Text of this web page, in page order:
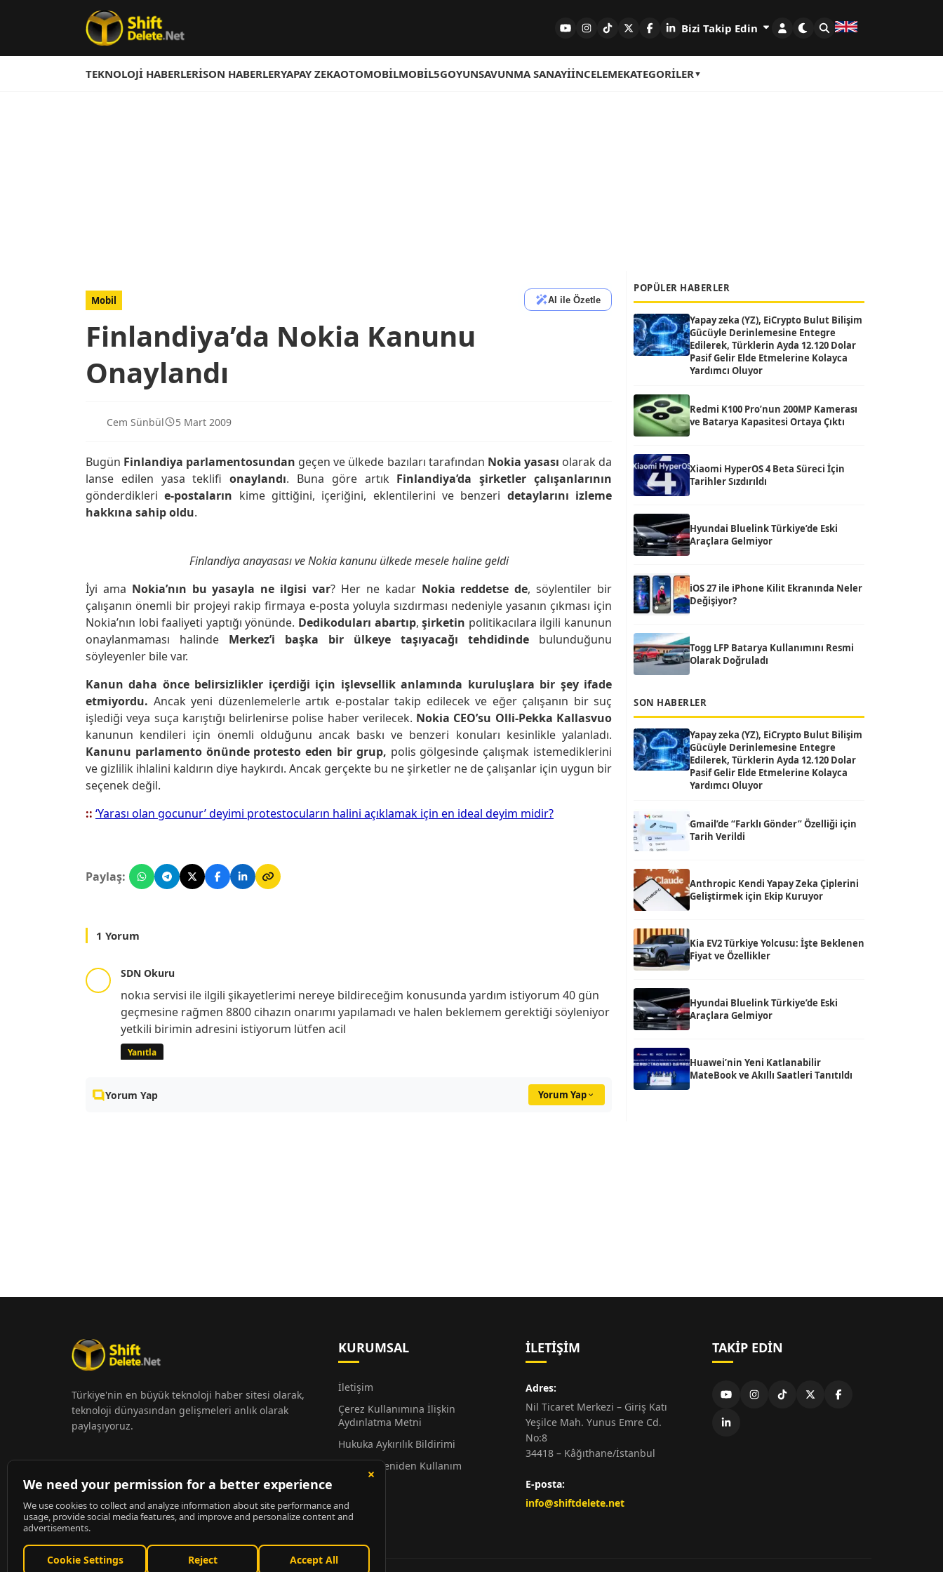
Bizi Takip Edin
TEKNOLOJI HABERLERISON HABERLERYAPAY ZEKAOTOMOBILMOBIL5GOYUNSAVUNMA SANAYIİNCELEMEKATEGORILER
Mobil AI ile Özetle
Finlandiya’da Nokia Kanunu
Onaylandı
Cem Sünbül 5 Mart 2009
Bugün Finlandiya parlamentosundan geçen ve ülkede bazıları tarafından Nokia yasası olarak da
lanse edilen yasa teklifionaylandı. Buna göre artık Finlandiya’da şirketler çalışanlarının
gönderdiklerie-postaların kime gittiğini, içeriğini, eklentilerini ve benzeri detaylarını izleme
hakkına sahip oldu.
Finlandiya anayasası ve Nokia kanunu ülkede mesele haline geldi
İyi ama Nokia’nın bu yasayla ne ilgisi var? Her ne kadar Nokia reddetse de, söylentiler bir
çalışanın önemli bir projeyi rakip firmaya e-posta yoluyla sızdırması nedeniyle yasanın çıkması için
Nokia’nın lobi faaliyeti yaptığı yönünde. Dedikoduları abartıp,şirketin politikacılara ilgili kanunun
onaylanmaması halinde Merkez’i başka bir ülkeye taşıyacağı tehdidinde bulunduğunu
söyleyenler bile var.
Kanun daha önce belirsizlikler içerdiği için işlevsellik anlamında kuruluşlara bir şey ifade
etmiyordu. Ancak yeni düzenlemelerle artık e-postalar takip edilecek ve eğer çalışanın bir suç
işlediği veya suça karıştığı belirlenirse polise haber verilecek. Nokia CEO’su Olli-Pekka Kallasvuo
kanunun kendileri için önemli olduğunu ancak baskı ve benzeri konuları kesinlikle yalanladı.
Kanunu parlamento önünde protesto eden bir grup, polis gölgesinde çalışmak istemediklerini
ve gizlilik ihlalini kaldırın diye haykırdı. Ancak gerçekte bu ne şirketler ne de çalışanlar için uygun bir
seçenek değil.
:: ‘Yarası olan gocunur’ deyimi protestocuların halini açıklamak için en ideal deyim midir?
Paylaş:
1 Yorum
SDN Okuru
nokıa servisi ile ilgili şikayetlerimi nereye bildireceğim konusunda yardım istiyorum 40 gün
geçmesine rağmen 8800 cihazın onarımı yapılamadı ve halen beklemem gerektiği söyleniyor
yetkili birimin adresini istiyorum lütfen acil
Yanıtla
Yorum Yap Yorum Yap
POPÜLER HABERLER
Yapay zeka (YZ), EiCrypto Bulut Bilişim
Gücüyle Derinlemesine Entegre
Edilerek, Türklerin Ayda 12.120 Dolar
Pasif Gelir Elde Etmelerine Kolayca
Yardımcı Oluyor
Redmi K100 Pro’nun 200MP Kamerası
ve Batarya Kapasitesi Ortaya Çıktı
Xiaomi HyperOS 4 Beta Süreci İçin
Tarihler Sızdırıldı
Hyundai Bluelink Türkiye’de Eski
Araçlara Gelmiyor
iOS 27 ile iPhone Kilit Ekranında Neler
Değişiyor?
Togg LFP Batarya Kullanımını Resmi
Olarak Doğruladı
SON HABERLER
Yapay zeka (YZ), EiCrypto Bulut Bilişim
Gücüyle Derinlemesine Entegre
Edilerek, Türklerin Ayda 12.120 Dolar
Pasif Gelir Elde Etmelerine Kolayca
Yardımcı Oluyor
Gmail’de “Farklı Gönder” Özelliği için
Tarih Verildi
Anthropic Kendi Yapay Zeka Çiplerini
Geliştirmek için Ekip Kuruyor
Kia EV2 Türkiye Yolcusu: İşte Beklenen
Fiyat ve Özellikler
Hyundai Bluelink Türkiye’de Eski
Araçlara Gelmiyor
Huawei’nin Yeni Katlanabilir
MateBook ve Akıllı Saatleri Tanıtıldı
Türkiye'nin en büyük teknoloji haber sitesi olarak,
teknoloji dünyasından gelişmeleri anlık olarak
paylaşıyoruz.
KURUMSAL
İletişim
Çerez Kullanımına İlişkin
Aydınlatma Metni
Hukuka Aykırılık Bildirimi
Alıntı ve Yeniden Kullanım
Hakkında
Künye
İLETIŞIM
Adres:
Nil Ticaret Merkezi – Giriş Katı
Yeşilce Mah. Yunus Emre Cd.
No:8
34418 – Kâğıthane/İstanbul
E-posta:
info@shiftdelete.net
TAKIP EDIN